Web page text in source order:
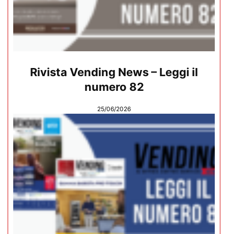
Rivista Vending News – Leggi il
numero 82
25/06/2026